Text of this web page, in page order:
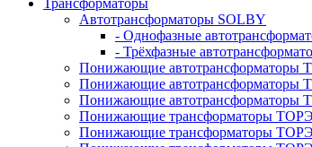
Трансформаторы
Автотрансформаторы SOLBY
- Однофазные
- Трёхфазные
Понижающие автотрансформаторы
Понижающие автотрансформаторы
Понижающие автотрансформаторы
Понижающие трансформаторы
Понижающие трансформаторы